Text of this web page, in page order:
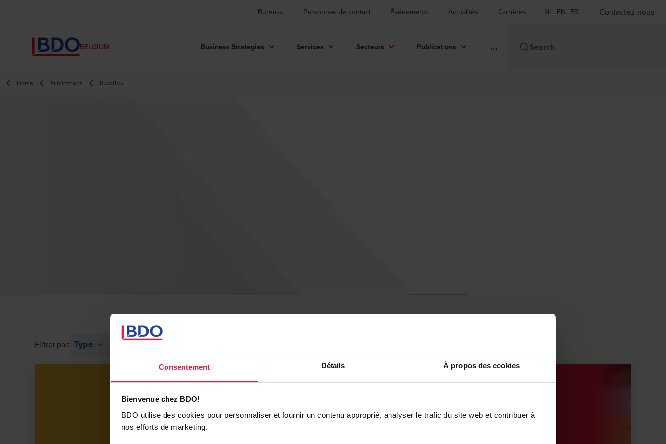
Consentement Détails À propos des cookies
Bienvenue chez BDO!
BDO utilise des cookies pour personnaliser et fournir un contenu approprié, analyser le trafic du site web et contribuer à
nos efforts de marketing.
Bureaux Personnes de contact Événements Actualités Carrières NL EN FR Contactez-nous
BELGIUM Business Strategies Services Secteurs Publications ...
Home Publications Recettes
Filtrer par: Type Service